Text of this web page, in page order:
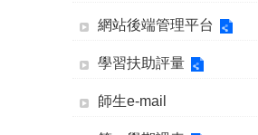
網站後端管理平台
學習扶助評量
師生e-mail